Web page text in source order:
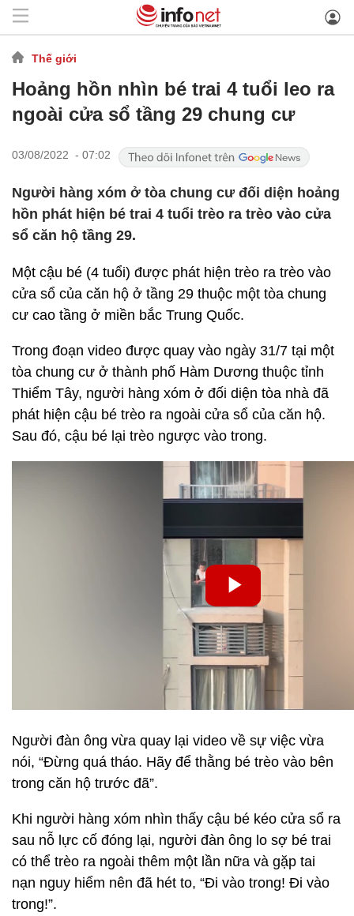
Thế giới
Hoảng hồn nhìn bé trai 4 tuổi leo ra
ngoài cửa sổ tầng 29 chung cư
03/08/2022 - 07:02
Người hàng xóm ở tòa chung cư đối diện hoảng
hồn phát hiện bé trai 4 tuổi trèo ra trèo vào cửa
sổ căn hộ tầng 29.
Một cậu bé (4 tuổi) được phát hiện trèo ra trèo vào
cửa sổ của căn hộ ở tầng 29 thuộc một tòa chung
cư cao tầng ở miền bắc Trung Quốc.
Trong đoạn video được quay vào ngày 31/7 tại một
tòa chung cư ở thành phố Hàm Dương thuộc tỉnh
Thiểm Tây, người hàng xóm ở đối diện tòa nhà đã
phát hiện cậu bé trèo ra ngoài cửa sổ của căn hộ.
Sau đó, cậu bé lại trèo ngược vào trong.
Người đàn ông vừa quay lại video về sự việc vừa
nói, “Đừng quá tháo. Hãy để thằng bé trèo vào bên
trong căn hộ trước đã”.
Khi người hàng xóm nhìn thấy cậu bé kéo cửa sổ ra
sau nỗ lực cố đóng lại, người đàn ông lo sợ bé trai
có thể trèo ra ngoài thêm một lần nữa và gặp tai
nạn nguy hiểm nên đã hét to, “Đi vào trong! Đi vào
trong!”.